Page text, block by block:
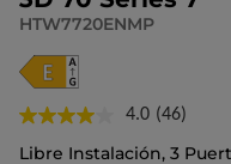
HTW7720ENMP
4.0 Lea
46
(46)
Libre Instalación, 3